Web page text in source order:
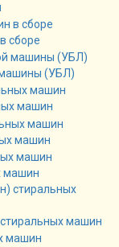
сборе
(УБЛ)
машин
машин
машин
машин